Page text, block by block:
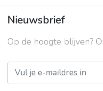
Contact
Over ons
Privacy beleid
Nieuwsbrief
Op de hoogte blijven?